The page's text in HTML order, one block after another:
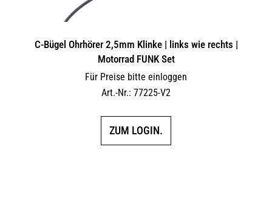
C-Bügel Ohrhörer 2,5mm Klinke | links wie rechts |
Motorrad FUNK Set
Für Preise bitte einloggen
Art.-Nr.: 77225-V2
ZUM LOGIN.